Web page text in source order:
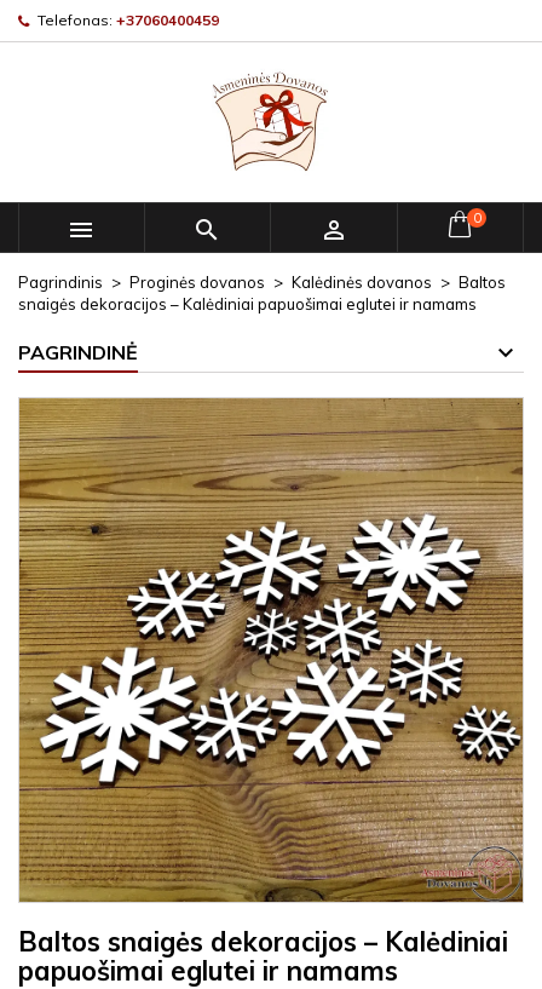
Telefonas: +37060400459
   0
Pagrindinis Proginės dovanos Kalėdinės dovanos
Baltos
snaigės dekoracijos – Kalėdiniai papuošimai eglutei ir namams
PAGRINDINĖ
Baltos snaigės dekoracijos – Kalėdiniai
papuošimai eglutei ir namams